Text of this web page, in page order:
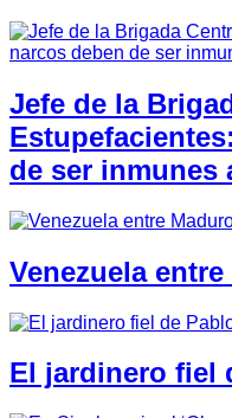
Jefe de la
de ser inmunes
Venezuela
El jardinero fiel